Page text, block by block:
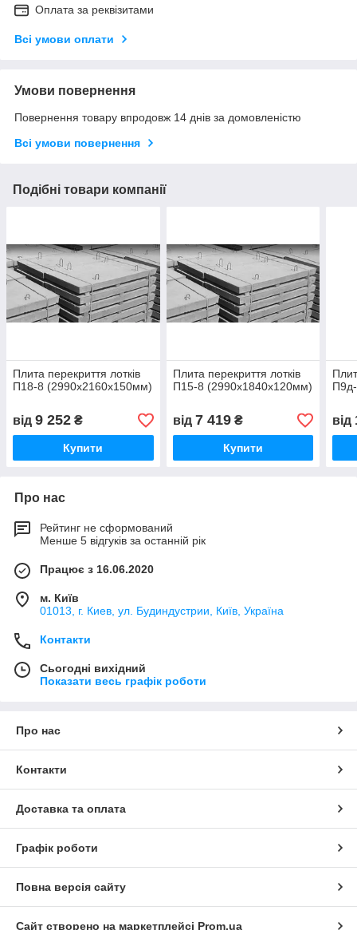
Оплата за реквізитами
Всі умови оплати
Умови повернення
Повернення товару впродовж 14 днів за домовленістю
Всі умови повернення
Подібні товари компанії
Плита перекриття лотків
П18-8 (2990х2160х150мм)
від 9 252 ₴
Купити
Плита перекриття лотків
П15-8 (2990х1840х120мм)
від 7 419₴
Купити
від
Про нас
Рейтинг не сформований
Менше 5 відгуків за останній рік
Працює з 16.06.2020
м. Київ
01013, г. Киев, ул. Будиндустрии, Київ, Україна
Контакти
Сьогодні вихідний
Показати весь графік роботи
Про нас
Контакти
Доставка та оплата
Графік роботи
Повна версія сайту
Сайт створено на маркетплейсі Prom.ua